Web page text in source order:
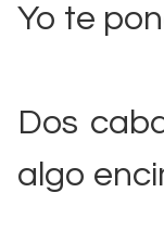
Yo te
Dos
algo